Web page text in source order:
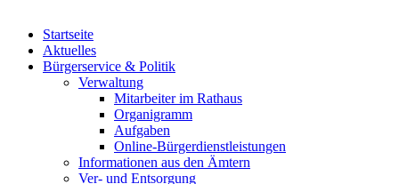
Startseite
Aktuelles
Bürgerservice & Politik
Verwaltung
Mitarbeiter im Rathaus
Organigramm
Aufgaben
Online-Bürgerdienstleistungen
Informationen aus den Ämtern
Ver- und Entsorgung